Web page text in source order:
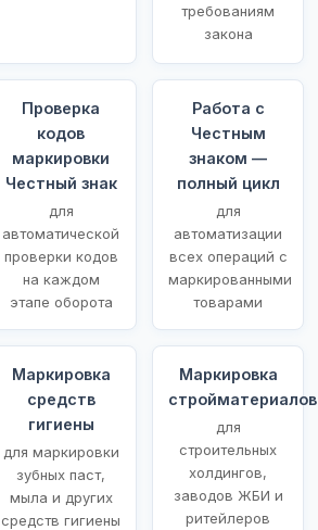
требованиям
закона
Проверка
кодов
маркировки
Честный знак
для
автоматической
проверки кодов
на каждом
этапе оборота
Работа с
Честным
знаком —
полный цикл
для
автоматизации
всех операций с
маркированными
товарами
Маркировка
средств
гигиены
для маркировки
зубных паст,
мыла и других
средств гигиены
Маркировка
стройматериалов
для
строительных
холдингов,
заводов ЖБИ и
ритейлеров